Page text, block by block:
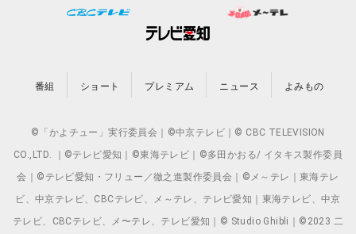
番組 ショート プレミアム ニュース よみもの
©「かよチュー」実行委員会｜©中京テレビ｜© CBC TELEVISION
CO.,LTD. ｜©テレビ愛知｜©東海テレビ｜©多田かおる/ イタキス製作委員
会｜©テレビ愛知・フリュー／徹之進製作委員会｜©メ～テレ｜東海テレ
ビ、中京テレビ、CBCテレビ、メ～テレ、テレビ愛知｜東海テレビ、中京
テレビ、CBCテレビ、メ〜テレ、テレビ愛知｜© Studio Ghibli｜©2023 二